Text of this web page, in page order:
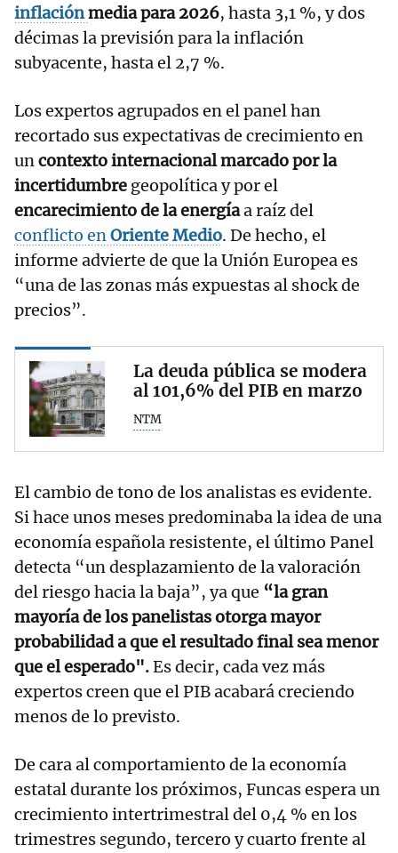
inflaciónmedia para 2026, hasta 3,1 %, y dos
décimas la previsión para la inflación
subyacente, hasta el 2,7 %.
Los expertos agrupados en el panel han
recortado sus expectativas de crecimiento en
uncontexto internacional marcado por la
incertidumbre geopolítica y por el
encarecimiento de la energíaa raíz del
conflicto enOriente Medio. De hecho, el
informe advierte de que la Unión Europea es
“una de las zonas más expuestas al shock de
precios”.
La deuda pública se modera
al 101,6% del PIB en marzo
NTM
El cambio de tono de los analistas es evidente.
Si hace unos meses predominaba la idea de una
economía española resistente, el último Panel
detecta “un desplazamiento de la valoración
del riesgo hacia la baja”, ya que “la gran
mayoría de los panelistas otorga mayor
probabilidad a que el resultado final sea menor
que el esperado".Es decir, cada vez más
expertos creen que el PIB acabará creciendo
menos de lo previsto.
De cara al comportamiento de la economía
estatal durante los próximos, Funcas espera un
crecimiento intertrimestral del 0,4 % en los
trimestres segundo, tercero y cuarto frente al